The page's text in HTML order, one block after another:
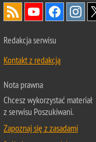
Redakcja serwisu
Kontakt z redakcją
Nota prawna
Chcesz wykorzystać materiał
z serwisu Poszukiwani.
Zapoznaj się z zasadami